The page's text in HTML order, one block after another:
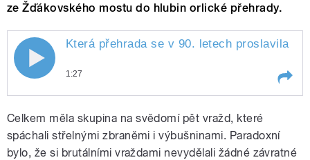
ze Žďákovského mostu do hlubin orlické přehrady.
Která přehrada se v 90. letech proslavila v
1:27
letech proslavila v
Celkem měla skupina na svědomí pět vražd, které
spáchali střelnými zbraněmi i výbušninami. Paradoxní
bylo, že si brutálními vraždami nevydělali žádné závratné